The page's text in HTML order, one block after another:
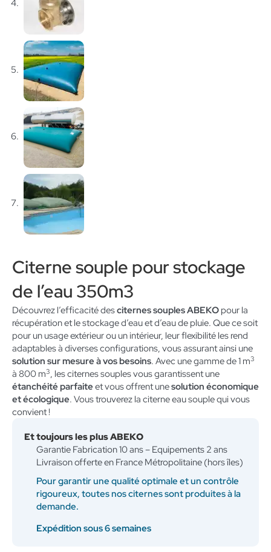
Citerne souple pour stockage
de l’eau 350m3
Découvrez l’efficacité desciternes souples ABEKO pour la
récupération et le stockage d’eau et d’eau de pluie. Que ce soit
pour un usage extérieur ou un intérieur, leur flexibilité les rend
adaptables à diverses configurations, vous assurant ainsi une
solution sur mesure à vos besoins. Avec une gamme de 1 m3
à 800 m3, les citernes souples vous garantissent une
étanchéité parfaiteet vous offrent unesolution économique
et écologique. Vous trouverez la citerne eau souple qui vous
convient !
Et toujours les plus ABEKO
Garantie Fabrication 10 ans – Equipements 2 ans
Livraison offerte en France Métropolitaine (hors îles)
Pour garantir une qualité optimale et un contrôle
rigoureux, toutes nos citernes sont produites à la
demande.
Expédition sous 6 semaines